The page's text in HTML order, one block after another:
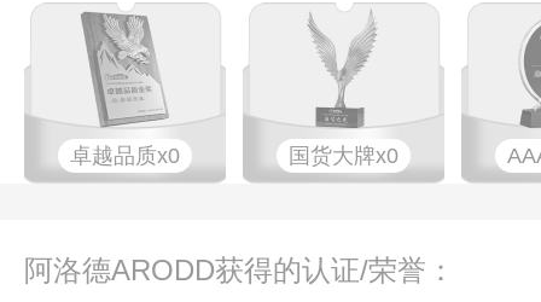
卓越品质x0 国货大牌x0
阿洛德ARODD获得的认证/荣誉：